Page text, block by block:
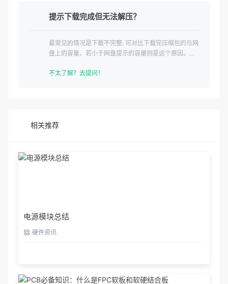
提示下载完成但无法解压？
最常见的情况是下载不完整: 可对比下载完压缩包的与网
盘上的容量，若小于网盘提示的容量则是这个原因。这
不太了解？去提问！
相关推荐
电源模块总结
硬件资讯